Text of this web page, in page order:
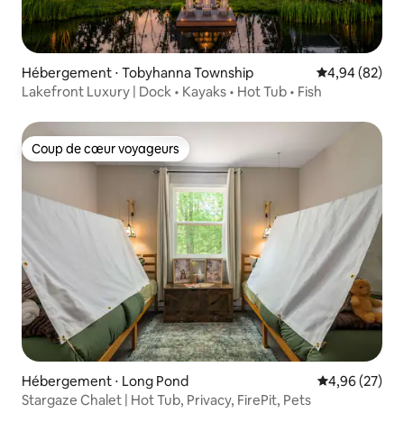
Hébergement ⋅ Tobyhanna Township Évaluation
4,94 (82)
Lakefront Luxury | Dock • Kayaks • Hot Tub • Fish
Coup de cœur voyageurs
Coup de cœur voyageurs
Hébergement ⋅ Long Pond Évaluation
4,96 (27)
Stargaze Chalet | Hot Tub, Privacy, FirePit, Pets